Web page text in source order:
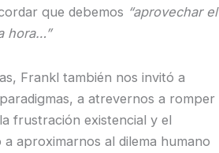
que debemos “aprovechar el
hora…”
Frankl también nos invitó a
a atrevernos a romper
frustración existencial y el
aproximarnos al dilema humano